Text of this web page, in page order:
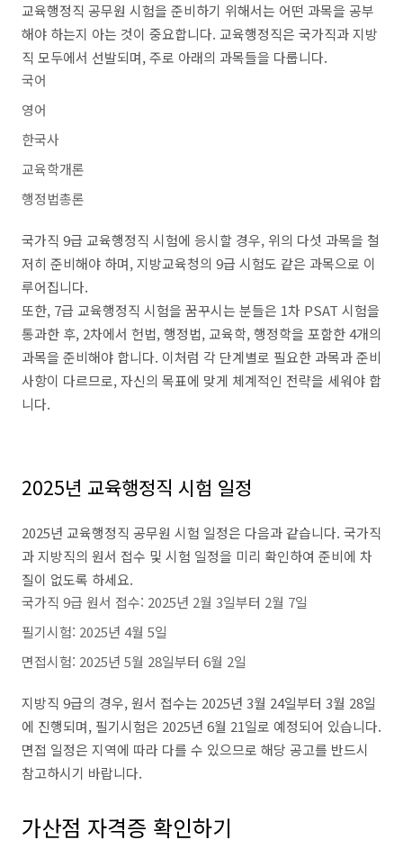
교육행정직 공무원 시험을 준비하기 위해서는 어떤 과목을 공부
해야 하는지 아는 것이 중요합니다. 교육행정직은 국가직과 지방
직 모두에서 선발되며, 주로 아래의 과목들을 다룹니다.
국어
영어
한국사
교육학개론
행정법총론
국가직 9급 교육행정직 시험에 응시할 경우, 위의 다섯 과목을 철
저히 준비해야 하며, 지방교육청의 9급 시험도 같은 과목으로 이
루어집니다.
또한, 7급 교육행정직 시험을 꿈꾸시는 분들은 1차 PSAT 시험을
통과한 후, 2차에서 헌법, 행정법, 교육학, 행정학을 포함한 4개의
과목을 준비해야 합니다. 이처럼 각 단계별로 필요한 과목과 준비
사항이 다르므로, 자신의 목표에 맞게 체계적인 전략을 세워야 합
니다.
2025년 교육행정직 시험 일정
2025년 교육행정직 공무원 시험 일정은 다음과 같습니다. 국가직
과 지방직의 원서 접수 및 시험 일정을 미리 확인하여 준비에 차
질이 없도록 하세요.
국가직 9급 원서 접수: 2025년 2월 3일부터 2월 7일
필기시험: 2025년 4월 5일
면접시험: 2025년 5월 28일부터 6월 2일
지방직 9급의 경우, 원서 접수는 2025년 3월 24일부터 3월 28일
에 진행되며, 필기시험은 2025년 6월 21일로 예정되어 있습니다.
면접 일정은 지역에 따라 다를 수 있으므로 해당 공고를 반드시
참고하시기 바랍니다.
가산점 자격증 확인하기